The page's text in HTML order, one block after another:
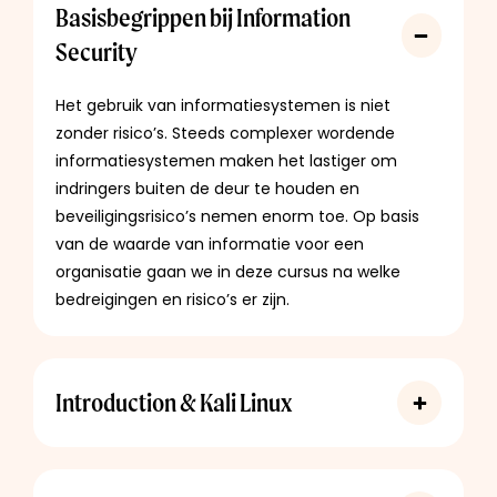
Basisbegrippen bij Information
Security
Het gebruik van informatiesystemen is niet
zonder risico’s. Steeds complexer wordende
informatiesystemen maken het lastiger om
indringers buiten de deur te houden en
beveiligingsrisico’s nemen enorm toe. Op basis
van de waarde van informatie voor een
organisatie gaan we in deze cursus na welke
bedreigingen en risico’s er zijn.
Introduction & Kali Linux